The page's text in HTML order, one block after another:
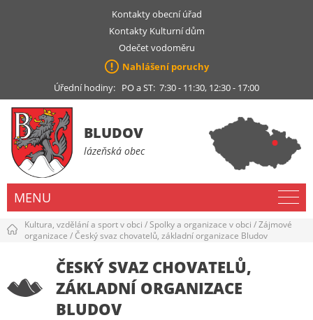
Kontakty obecní úřad
Kontakty Kulturní dům
Odečet vodoměru
Nahlášení poruchy
Úřední hodiny: PO a ST: 7:30 - 11:30, 12:30 - 17:00
BLUDOV
lázeňská obec
MENU
Kultura, vzdělání a sport v obci /Spolky a organizace v obci /Zájmové
organizace /Český svaz chovatelů, základní organizace Bludov
ČESKÝ SVAZ CHOVATELŮ,
ZÁKLADNÍ ORGANIZACE
BLUDOV